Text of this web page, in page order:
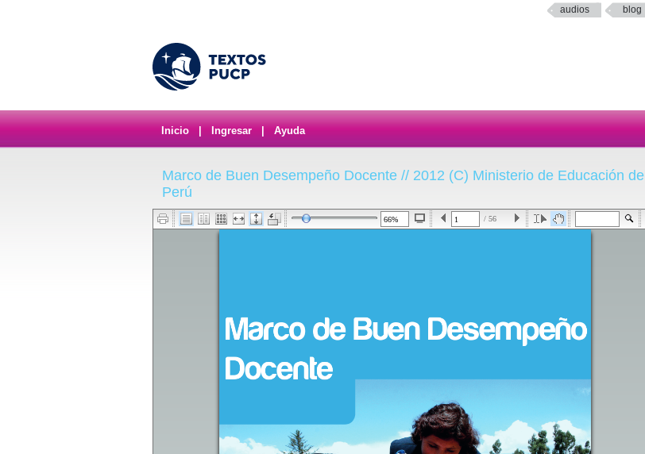
audios blog
Inicio Ingresar Ayuda
Marco de Buen Desempeño Docente // 2012 (C) Ministerio de Educación del
Perú
/ 56